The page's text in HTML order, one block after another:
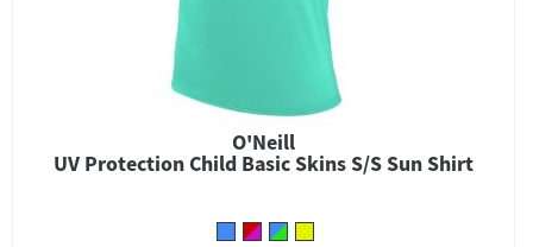
O'Neill
UV Protection Child Basic Skins S/S Sun Shirt